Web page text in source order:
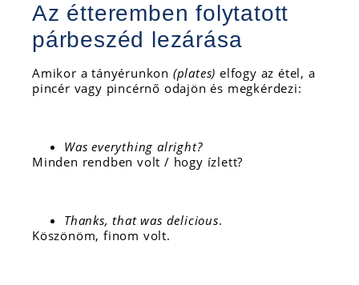
Az étteremben folytatott
párbeszéd lezárása
Amikor a tányérunkon (plates) elfogy az étel, a
pincér vagy pincérnő odajön és megkérdezi:
Was everything alright?
Minden rendben volt / hogy ízlett?
Thanks, that was delicious.
Köszönöm, finom volt.